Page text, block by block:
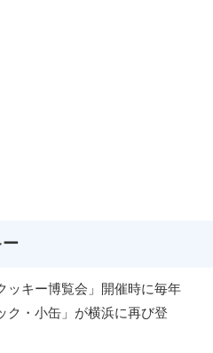
ッキー博覧会」開催時に毎年
ク・小缶」が横浜に再び登